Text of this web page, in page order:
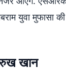
युवा मुफासा
खान